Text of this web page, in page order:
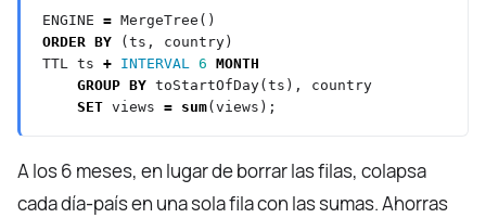
ENGINE = MergeTree()
ORDER BY (ts,
country)
TTL ts + INTERVAL 6 MONTH
GROUP BY toStartOfDay(ts),
country
SET views = sum(views);
A los 6 meses, en lugar de borrar las filas, colapsa
cada día-país en una sola fila con las sumas. Ahorras